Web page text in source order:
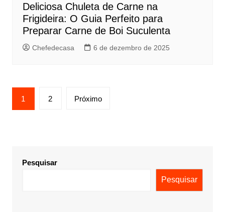
Deliciosa Chuleta de Carne na
Frigideira: O Guia Perfeito para
Preparar Carne de Boi Suculenta
Chefedecasa 6 de dezembro de 2025
Paginação
de
1 2 Próximo
Pesquisar
Pesquisar